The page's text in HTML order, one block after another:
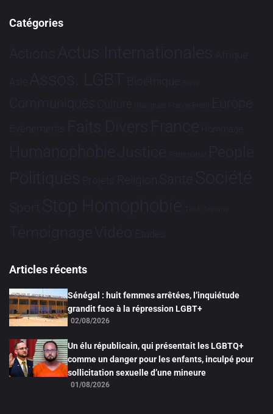
Catégories
Actions Actus Internationales Afrique
Asie Assos. LGBT Bioéthique Brève
Communiqués Culture Dialogues France-Brésil Europe
Evénements Faits Divers France Hommage
HumanophobieJustice Partenariat People
Politiques Projets Religion Santé Société
Sport Stop Homophobie Tech Tribune
TémoignageVidéo Études
Articles récents
Sénégal : huit femmes arrêtées, l’inquiétude
grandit face à la répression LGBT+
02/08/2026
Un élu républicain, qui présentait les LGBTQ+
comme un danger pour les enfants, inculpé pour
sollicitation sexuelle d’une mineure
01/08/2026